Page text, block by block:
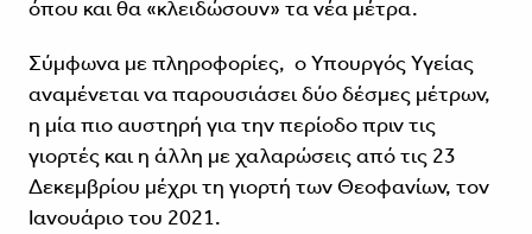
όπου και θα «κλειδώσουν» τα νέα μέτρα.
Σύμφωνα με πληροφορίες, ο Υπουργός Υγείας
αναμένεται να παρουσιάσει δύο δέσμες μέτρων,
η μία πιο αυστηρή για την περίοδο πριν τις
γιορτές και η άλλη με χαλαρώσεις από τις 23
Δεκεμβρίου μέχρι τη γιορτή των Θεοφανίων, τον
Ιανουάριο του 2021.